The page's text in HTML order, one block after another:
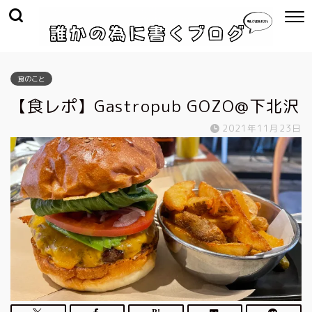
食のこと
【食レポ】Gastropub GOZO@下北沢
2021年11月23日